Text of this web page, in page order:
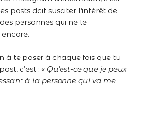
posts doit susciter l’intérêt de
personnes qui ne te
à te poser à chaque fois que tu
c’est : « Qu’est-ce que je peux
à la personne qui va me